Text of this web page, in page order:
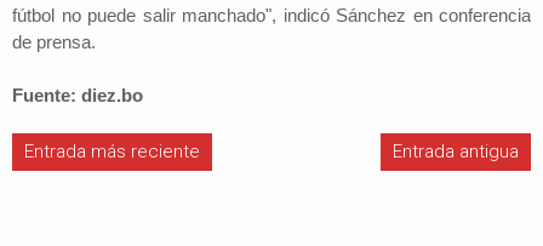
fútbol no puede salir manchado", indicó Sánchez en conferencia
de prensa.
Fuente: diez.bo
Entrada más reciente Entrada antigua